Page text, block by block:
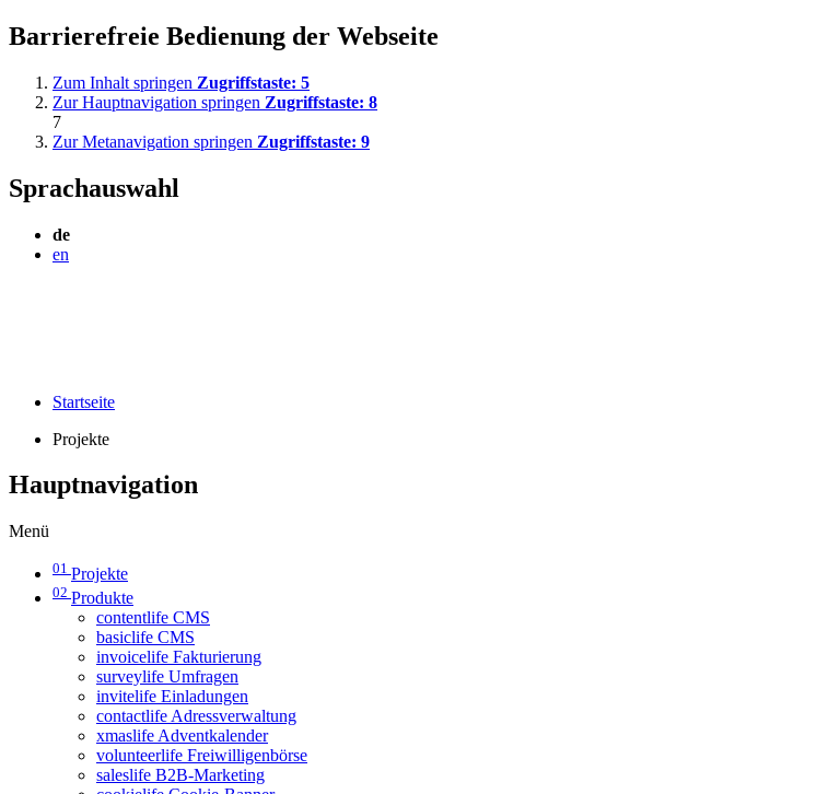
Barrierefreie Bedienung der Webseite
Zum Inhalt springen Zugriffstaste: 5
Zur Hauptnavigation springen Zugriffstaste: 8
7
Zur Metanavigation springen Zugriffstaste: 9
Sprachauswahl
de
en
Startseite
Projekte
Hauptnavigation
Menü
01 Projekte
02 Produkte
contentlife CMS
basiclife CMS
invoicelife Fakturierung
surveylife Umfragen
invitelife Einladungen
contactlife Adressverwaltung
xmaslife Adventkalender
volunteerlife Freiwilligenbörse
saleslife B2B-Marketing